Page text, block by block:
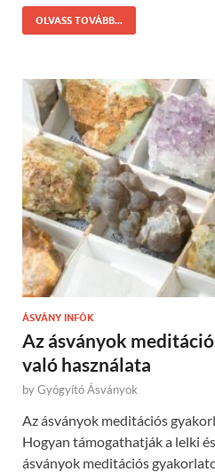
OLVASS TOVÁBB...
ÁSVÁNY INFÓK
Az ásványok
való használata
byGyógyító Ásványok
Az ásványok meditációs
Hogyan támogathatják a lelki
ásványok meditációs